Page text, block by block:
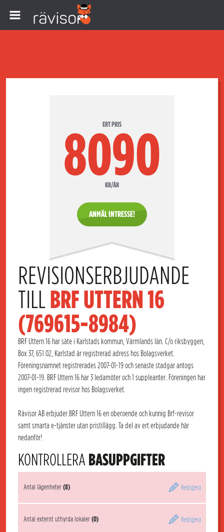
ERT PRIS
8090
KR/ÅR
ANMÄL INTRESSE!
REVISIONSERBJUDANDE
TILL BRF UTTERN 16
(769615-8984)
BRF Uttern 16 har säte i Karlstads kommun, Värmlands län. C/o riksbyggen,
Box 37, 651 02, Karlstad är registrerad adress hos Bolagsverket.
Föreningsnamnet registrerades 2007-01-19 och senaste stadgar antogs
2007-01-19. BRF Uttern 16 har 3 ledamöter och 1 suppleanter. Föreningen har
ingen registrerad revisor hos Bolagsverket.
Rävisor AB erbjuder BRF Uttern 16 en oberoende och kunnig Brf-revisor
samt smarta e-tjänster utan pristillägg. Ta del av ert erbjudande här
nedanför!
KONTROLLERA BASUPPGIFTER
Antal lägenheter(8) Redigera
Antal externt uthyrda lokaler(0) Redigera